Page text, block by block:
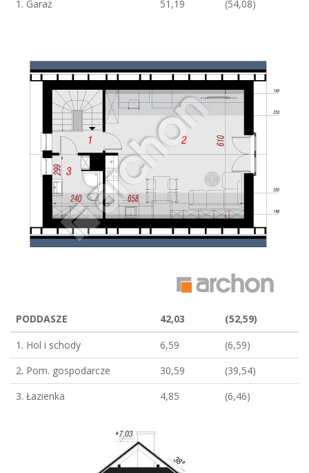
1. Garaż 51,19 (54,08)
PODDASZE 42,03
(52,59)
1. Hol i schody
6,59
(6,59)
2. Pom. gospodarcze
30,59
(39,54)
3. Łazienka
4,85 (6,46)